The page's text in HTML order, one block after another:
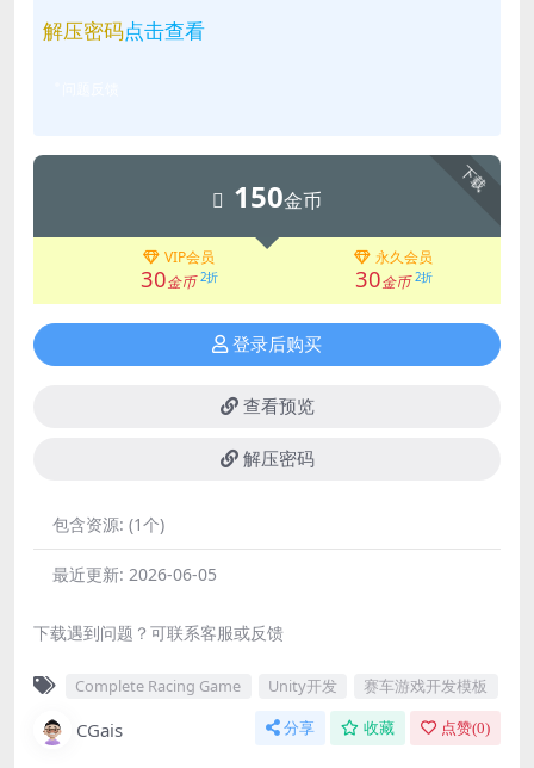
解压密码点击查看
下载
150金币
VIP会员
30金币 2折
永久会员
30金币 2折
登录后购买
查看预览
解压密码
包含资源: (1个)
最近更新: 2026-06-05
下载遇到问题？可联系客服或反馈
Complete Racing Game Unity开发 赛车游戏开发模板
CGais 分享 收藏 点赞(0)